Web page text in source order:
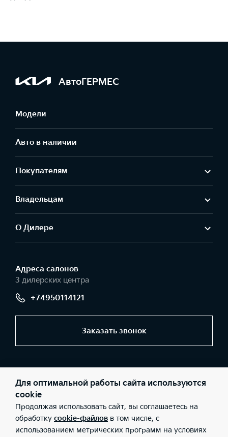
АвтоГЕРМЕС
Модели
Авто в наличии
Покупателям
Владельцам
О Дилере
Адреса салонов
3 дилерских центра
+74950114121
Заказать звонок
(Фактический адрес: г. Москва, МКАД 44 км, д. 1 (внешняя
сторона); Телефон: +74950114121; ИНН: 5032237788; ОГРН:
1115032003525), ООО «АвтоГЕРМЕС-Запад» (Фактический адрес:
5032237788; ОГРН: 1115032003525), ООО «АвтоГЕРМЕС-Запад»
(Фактический адрес: г. Москва, Рязанский проспект, дом 2, стр.
27; Телефон: +74950114121; ИНН: 5032237788; ОГРН:
1115032003525), ООО «Киа Россия и СНГ» (Фактический адрес:
Для оптимальной работы сайта используются
cookie
Продолжая использовать сайт, вы соглашаетесь на
обработку cookie-файлов в том числе, с
использованием метрических программ на условиях